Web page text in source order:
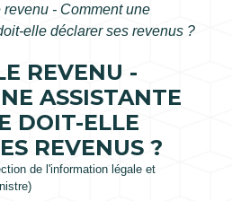
revenu - Comment une
elle déclarer ses revenus ?
REVENU -
ASSISTANTE
DOIT-ELLE
REVENUS ?
de l'information légale et